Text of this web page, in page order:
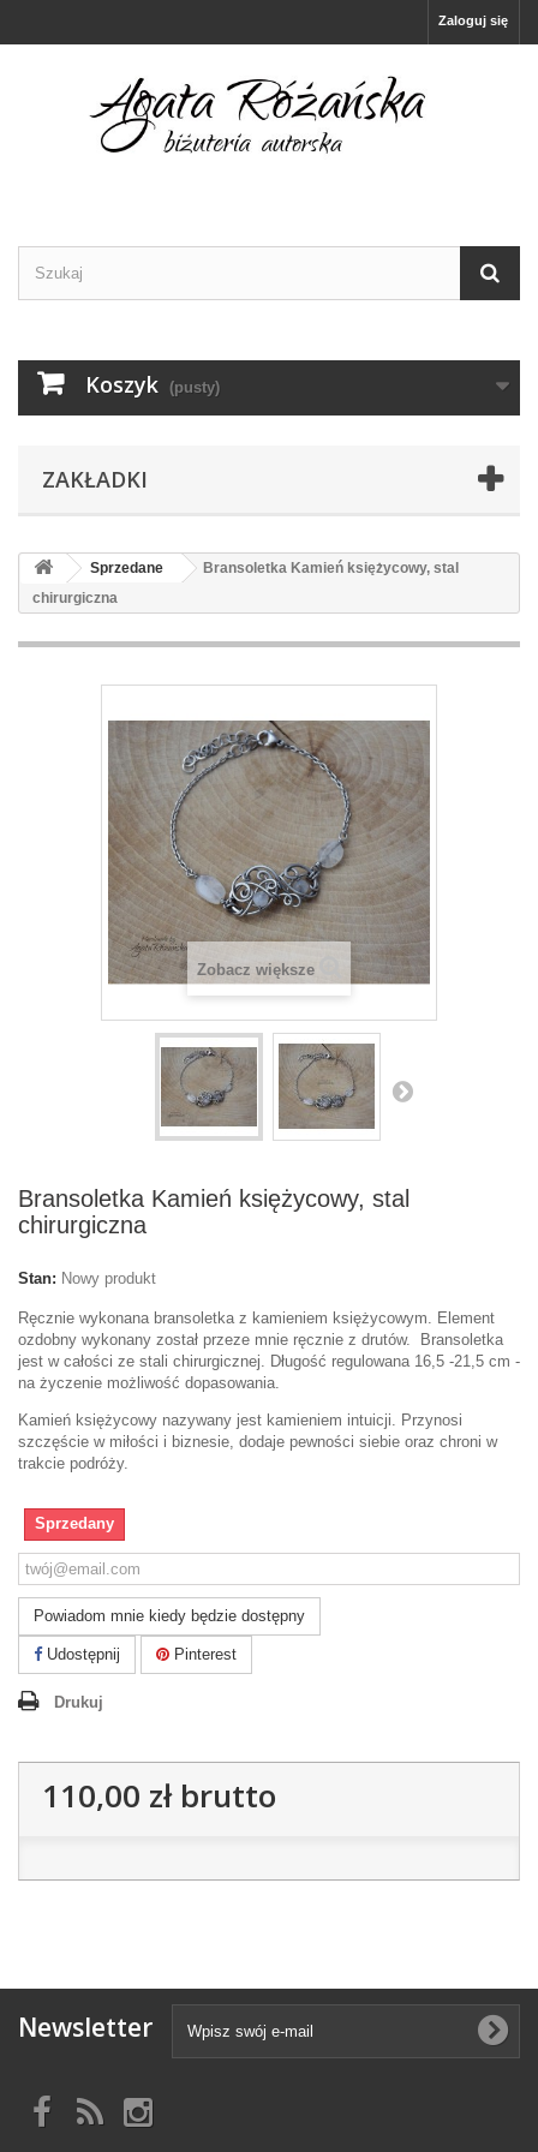
Zaloguj się
Koszyk (pusty)
ZAKŁADKI
Sprzedane
Bransoletka Kamień księżycowy, stal
chirurgiczna
Zobacz większe
Bransoletka Kamień księżycowy, stal
chirurgiczna
Stan: Nowy produkt
Ręcznie wykonana bransoletka z kamieniem księżycowym. Element
ozdobny wykonany został przeze mnie ręcznie z drutów. Bransoletka
jest w całości ze stali chirurgicznej. Długość regulowana 16,5 -21,5 cm -
na życzenie możliwość dopasowania.
Kamień księżycowy nazywany jest kamieniem intuicji. Przynosi
szczęście w miłości i biznesie, dodaje pewności siebie oraz chroni w
trakcie podróży.
Sprzedany
Powiadom mnie kiedy będzie dostępny
Udostępnij Pinterest
Drukuj
110,00 złbrutto
Newsletter